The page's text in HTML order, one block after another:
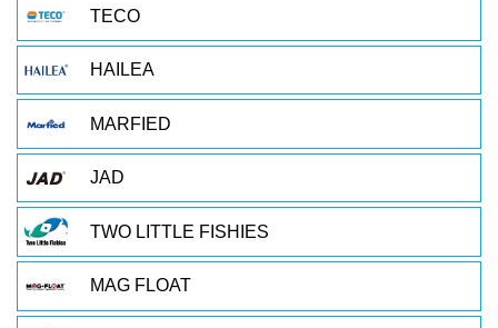
TECO
HAILEA
MARFIED
JAD
TWO LITTLE FISHIES
MAG FLOAT